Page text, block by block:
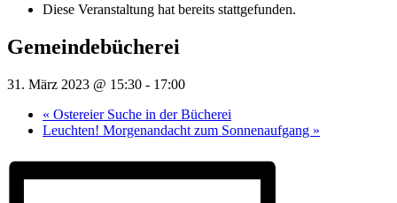
Diese Veranstaltung hat bereits stattgefunden.
Gemeindebücherei
31. März 2023 @ 15:30 - 17:00
« Ostereier Suche in der Bücherei
Leuchten! Morgenandacht zum Sonnenaufgang »